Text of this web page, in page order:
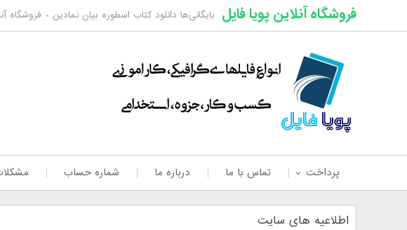
فروشگاه آنلاین پویا فایل بایگانی‌ها دانلود کتاب اسطوره بیان نمادین - فروشگاه
پرداخت تماس با ما درباره ما شماره حساب
اطلاعیه های سایت